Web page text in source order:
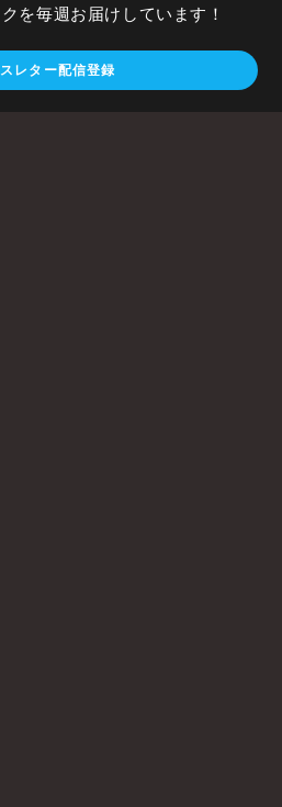
を毎週お届けしています！
レター配信登録